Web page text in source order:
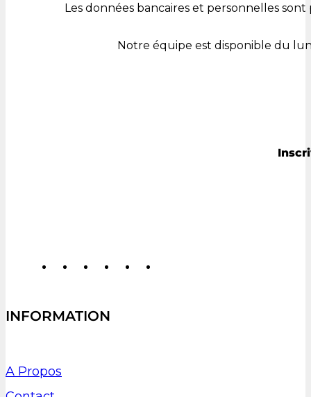
Les données bancaires et personnelles sont
Notre équipe est disponible du
INFORMATION
A Propos